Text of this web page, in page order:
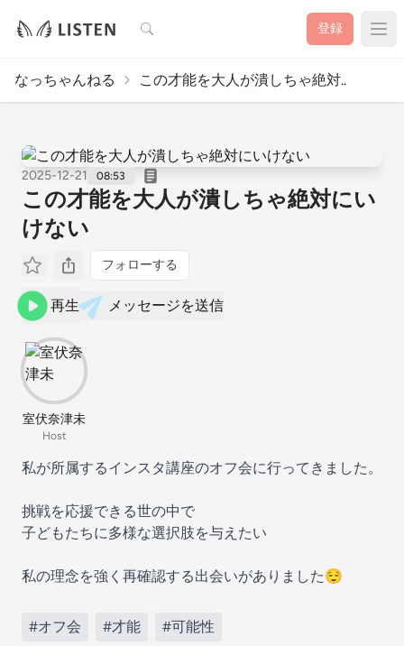
検索 登録
なっちゃんねる この才能を大人が潰しちゃ絶対..
2025-12-21 08:53
この才能を大人が潰しちゃ絶対にい
けない
フォローする
再生 メッセージを送信
室伏奈津未
Host
私が所属するインスタ講座のオフ会に行ってきました。
挑戦を応援できる世の中で
子どもたちに多様な選択肢を与えたい
私の理念を強く再確認する出会いがありました😌
#オフ会 #才能
#可能性